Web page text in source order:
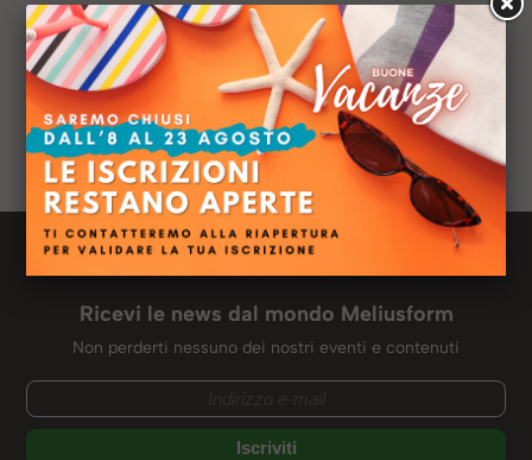
Anno:2018
Sede:Roma
Titolo di studio:
Laurea in Scienze Economiche e
Finanziarie
Ruolo:Studente
Newsletter Meliusform
Ricevi le news dal mondo Meliusform
Non perderti nessuno dei nostri eventi e contenuti